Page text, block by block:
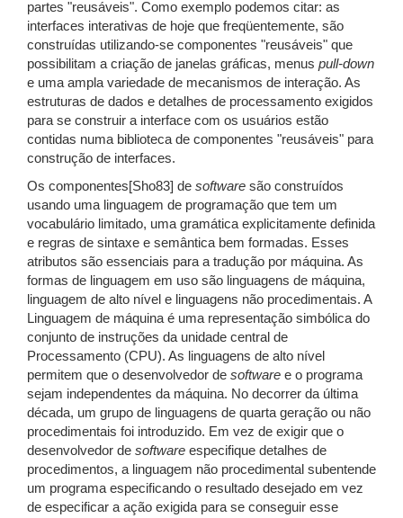
partes "reusáveis". Como exemplo podemos citar: as
interfaces interativas de hoje que freqüentemente, são
construídas utilizando-se componentes "reusáveis" que
possibilitam a criação de janelas gráficas, menus pull-down
e uma ampla variedade de mecanismos de interação. As
estruturas de dados e detalhes de processamento exigidos
para se construir a interface com os usuários estão
contidas numa biblioteca de componentes "reusáveis" para
construção de interfaces.
Os componentes[Sho83] de software são construídos
usando uma linguagem de programação que tem um
vocabulário limitado, uma gramática explicitamente definida
e regras de sintaxe e semântica bem formadas. Esses
atributos são essenciais para a tradução por máquina. As
formas de linguagem em uso são linguagens de máquina,
linguagem de alto nível e linguagens não procedimentais. A
Linguagem de máquina é uma representação simbólica do
conjunto de instruções da unidade central de
Processamento (CPU). As linguagens de alto nível
permitem que o desenvolvedor de software e o programa
sejam independentes da máquina. No decorrer da última
década, um grupo de linguagens de quarta geração ou não
procedimentais foi introduzido. Em vez de exigir que o
desenvolvedor de software especifique detalhes de
procedimentos, a linguagem não procedimental subentende
um programa especificando o resultado desejado em vez
de especificar a ação exigida para se conseguir esse